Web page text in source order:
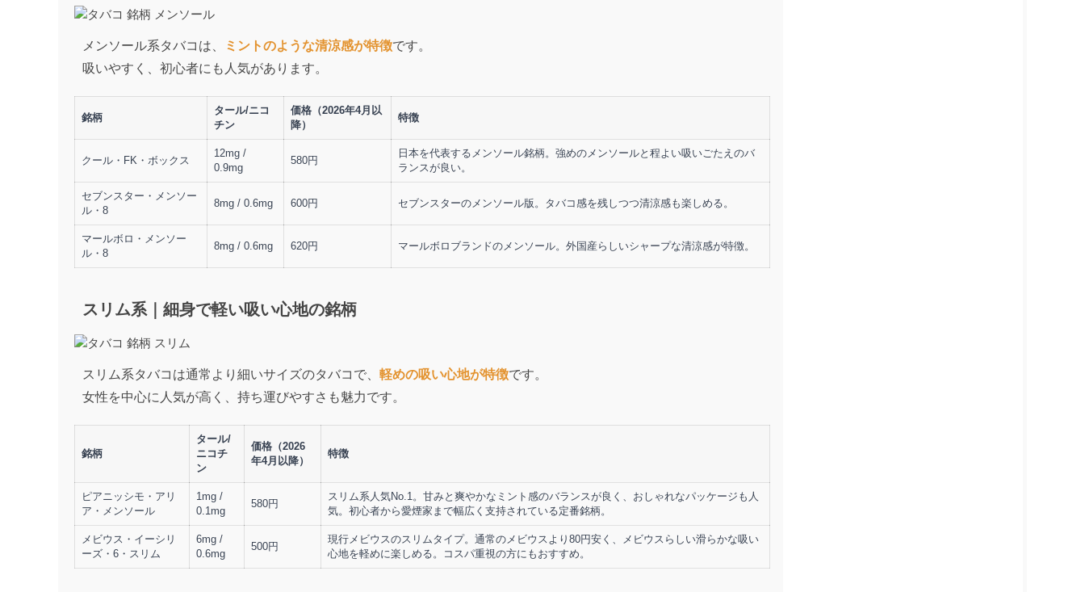
メンソール系タバコは、 ミントのような清涼感が特徴です。
吸いやすく、初心者にも人気があります。
銘柄
タール/ニコ
チン
価格（2026年4月以
降）
特徴
クール・FK・ボックス
12mg /
0.9mg
580円
日本を代表するメンソール銘柄。強めのメンソールと程よい吸いごたえのバ
ランスが良い。
セブンスター・メンソー
ル・8
8mg / 0.6mg 600円 セブンスターのメンソール版。タバコ感を残しつつ清涼感も楽しめる。
マールボロ・メンソー
ル・8
8mg / 0.6mg 620円 マールボロブランドのメンソール。外国産らしいシャープな清涼感が特徴。
スリム系｜細身で軽い吸い心地の銘柄
スリム系タバコは通常より細いサイズのタバコで、 軽めの吸い心地が特徴です。
女性を中心に人気が高く、持ち運びやすさも魅力です。
銘柄
タール/
ニコチ
ン
価格（2026
年4月以降）
特徴
ピアニッシモ・アリ
ア・メンソール
1mg /
0.1mg
580円
スリム系人気No.1。甘みと爽やかなミント感のバランスが良く、おしゃれなパッケージも人
気。初心者から愛煙家まで幅広く支持されている定番銘柄。
メビウス・イーシリ
ーズ・6・スリム
6mg /
0.6mg
500円
現行メビウスのスリムタイプ。通常のメビウスより80円安く、メビウスらしい滑らかな吸い
心地を軽めに楽しめる。コスパ重視の方にもおすすめ。